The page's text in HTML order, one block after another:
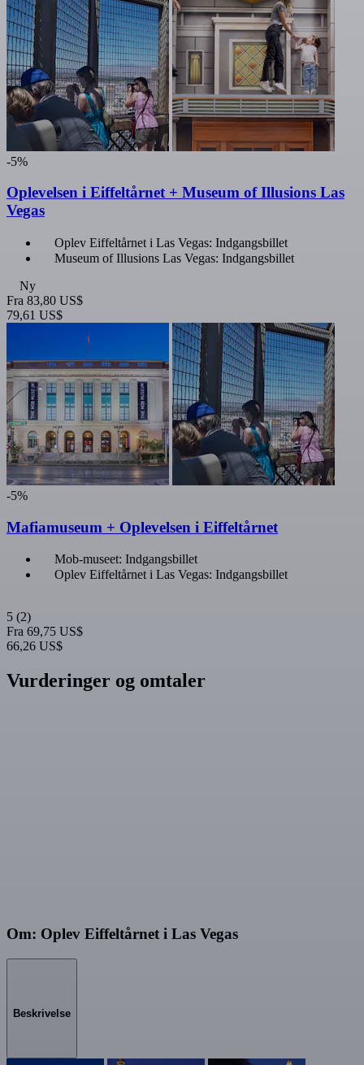
-5%
Oplevelsen i Eiffeltårnet + Museum of Illusions Las
Vegas
Oplev Eiffeltårnet i Las Vegas: Indgangsbillet
Museum of Illusions Las Vegas: Indgangsbillet
Ny
Fra 83,80 US$
79,61 US$
-5%
Mafiamuseum + Oplevelsen i Eiffeltårnet
Mob-museet: Indgangsbillet
Oplev Eiffeltårnet i Las Vegas: Indgangsbillet
5 (2)
Fra 69,75 US$
66,26 US$
Vurderinger og omtaler
Om: Oplev Eiffeltårnet i Las Vegas
Beskrivelse